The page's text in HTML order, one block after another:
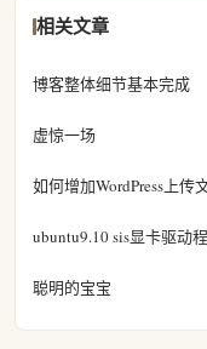
相关文章
博客整体细节基本完成
虚惊一场
如何增加WordPress上传
ubuntu9.10 sis显卡驱动
聪明的宝宝